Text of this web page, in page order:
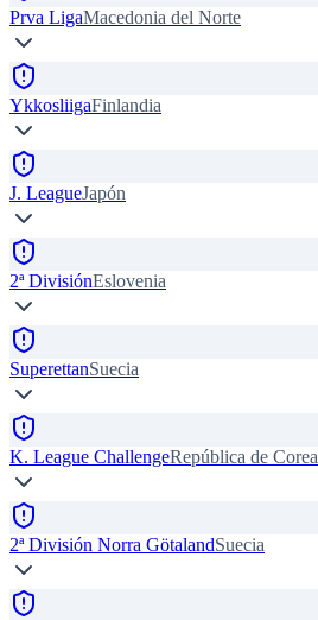
Prva LigaMacedonia del Norte
YkkosliigaFinlandia
J. LeagueJapón
2ª DivisiónEslovenia
SuperettanSuecia
K. League ChallengeRepública de Corea
2ª División Norra GötalandSuecia